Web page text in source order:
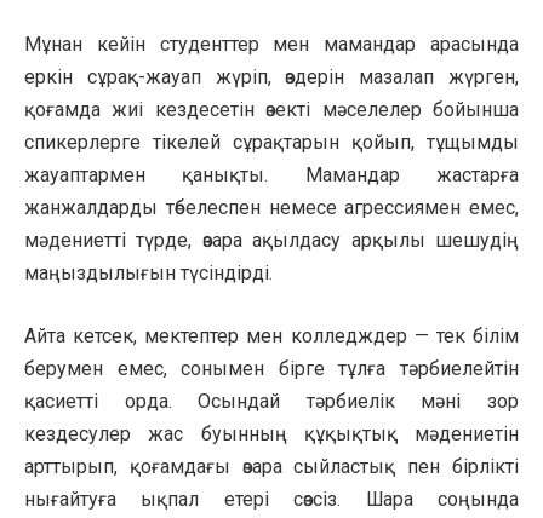
Мұнан кейін студенттер мен мамандар арасында
еркін сұрақ-жауап жүріп, өздерін мазалап жүрген,
қоғамда жиі кездесетін өзекті мәселелер бойынша
спикерлерге тікелей сұрақтарын қойып, тұщымды
жауаптармен қанықты. Мамандар жастарға
жанжалдарды төбелеспен немесе агрессиямен емес,
мәдениетті түрде, өзара ақылдасу арқылы шешудің
маңыздылығын түсіндірді.
Айта кетсек, мектептер мен колледждер — тек білім
берумен емес, сонымен бірге тұлға тәрбиелейтін
қасиетті орда. Осындай тәрбиелік мәні зор
кездесулер жас буынның құқықтық мәдениетін
арттырып, қоғамдағы өзара сыйластық пен бірлікті
нығайтуға ықпал етері сөзсіз. Шара соңында